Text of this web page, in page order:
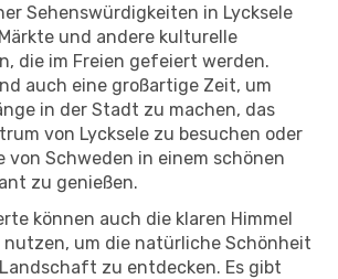
Sehenswürdigkeiten in Lycksele
und andere kulturelle
die im Freien gefeiert werden.
auch eine großartige Zeit, um
in der Stadt zu machen, das
von Lycksele zu besuchen oder
von Schweden in einem schönen
zu genießen.
können auch die klaren Himmel
nutzen, um die natürliche Schönheit
zu entdecken. Es gibt